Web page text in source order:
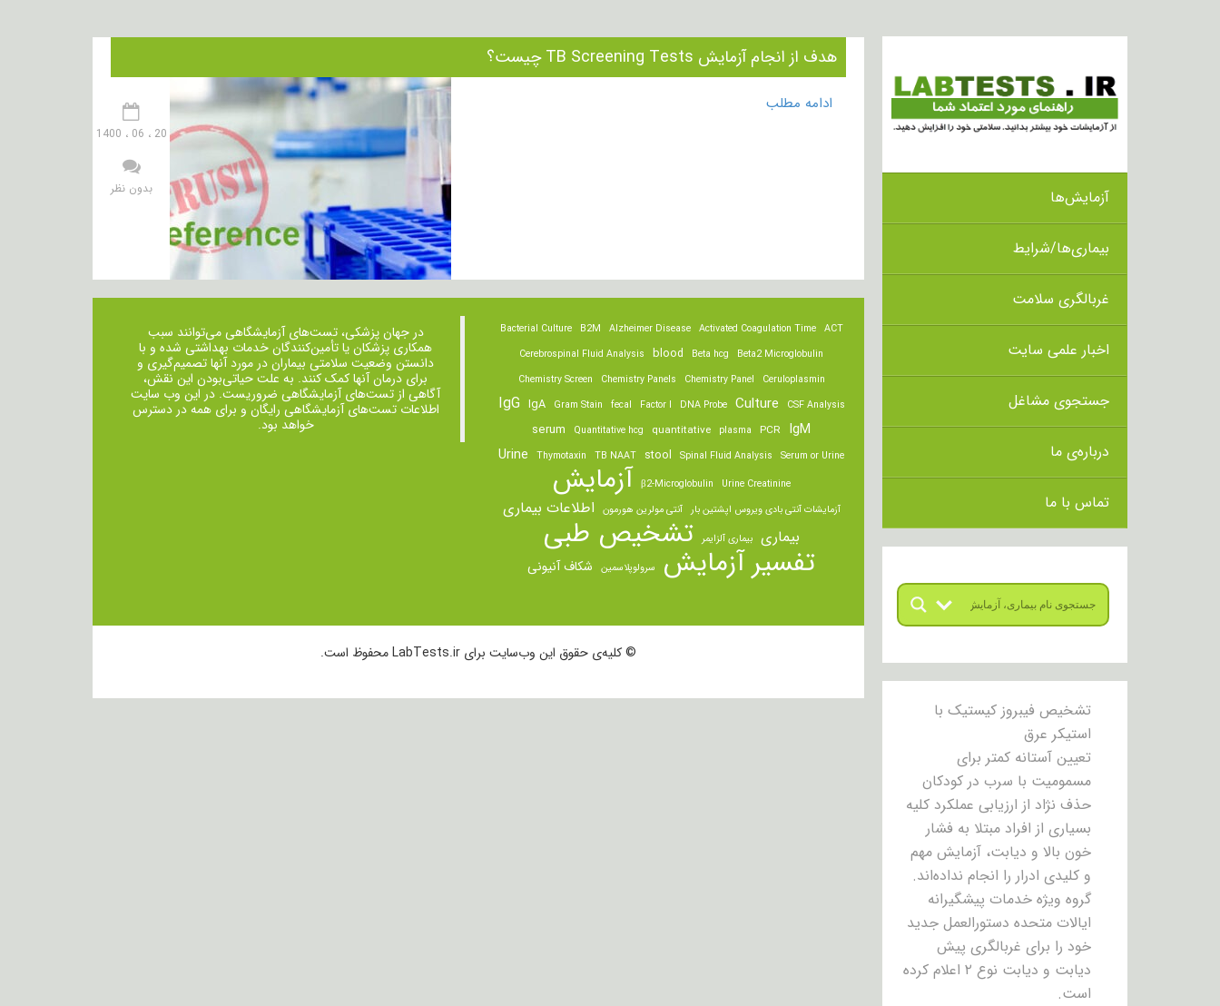
آزمایش‌ها
بیماری‌ها/شرایط
غربالگری سلامت
اخبار علمی سایت
جستجوی مشاغل
درباره‌ی ما
تماس با ما
تشخیص فیبروز کیستیک با
استیکر عرق
تعیین آستانه کمتر برای
مسمومیت با سرب در کودکان
حذف نژاد از ارزیابی عملکرد کلیه
بسیاری از افراد مبتلا به فشار
خون بالا و دیابت، آزمایش مهم
و کلیدی ادرار را انجام نداده‌اند.
گروه ویژه خدمات پیشگیرانه
ایالات متحده دستورالعمل جدید
خود را برای غربالگری پیش
دیابت و دیابت نوع ۲ اعلام کرده
است.
هدف از انجام آزمایش TB Screening Tests چیست؟
20 ، 06 ، 1400
بدون نظر
ادامه مطلب
ACT
Activated Coagulation Time
Alzheimer Disease
B2M
Bacterial Culture
Beta2 Microglobulin
Beta hcg
blood
Cerebrospinal Fluid Analysis
Ceruloplasmin
Chemistry Panel
Chemistry Panels
Chemistry Screen
CSF Analysis
Culture
DNA Probe
Factor I
fecal
Gram Stain
IgA
IgG
IgM
PCR
plasma
quantitative
Quantitative hcg
serum
Serum or Urine
Spinal Fluid Analysis
stool
TB NAAT
Thymotaxin
Urine
Urine Creatinine
β2-Microglobulin آزمایش
آزمایشات آنتی بادی ویروس اپشتین بار آنتی مولرین هورمون اطلاعات بیماری
بیماری بیماری آلزایمر تشخیص طبی
تفسیر آزمایش سرولوپلاسمین شکاف آنیونی
در جهان پزشکی، تست‌های آزمایشگاهی می‌توانند سبب
همکاری پزشکان یا تأمین‌کنندگان خدمات بهداشتی شده و با
دانستن وضعیت سلامتی بیماران در مورد آنها تصمیم‌گیری و
برای درمان ‌آنها کمک کنند. به علت حیاتی‌بودن این نقش،
آگاهی از تست‌های آزمایشگاهی ضروریست. در این وب سایت
اطلاعات تست‌های آزمایشگاهی رایگان و برای همه در دسترس
خواهد بود.
© کلیه‌ی حقوق این وب‌سایت برای LabTests.ir محفوظ است.